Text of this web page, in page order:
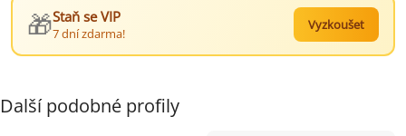
🎁Staň se VIP
7 dní zdarma!
Vyzkoušet
Další podobné profily